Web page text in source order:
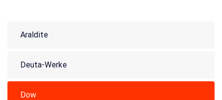
Araldite
Deuta-Werke
Dow